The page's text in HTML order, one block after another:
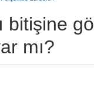
bitişine
mı?